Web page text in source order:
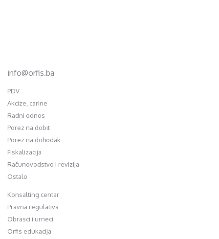
info@orfis.ba
PDV
Akcize, carine
Radni odnos
Porez na dobit
Porez na dohodak
Fiskalizacija
Računovodstvo i revizija
Ostalo
Konsalting centar
Pravna regulativa
Obrasci i urneci
Orfis edukacija